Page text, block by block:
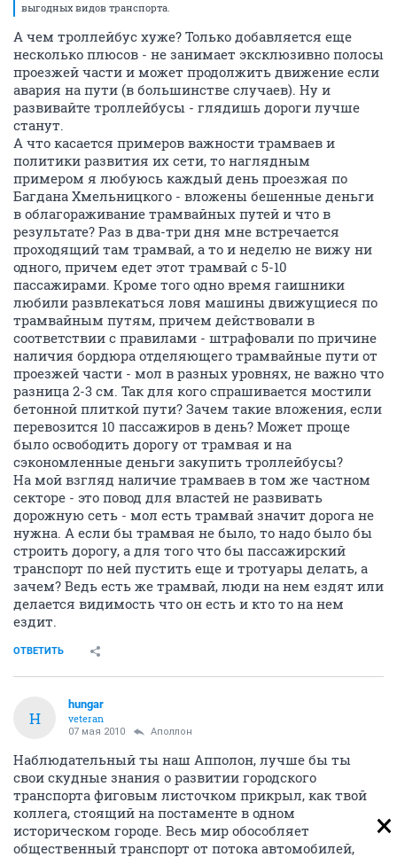
выгодных видов транспорта.
А чем троллейбус хуже? Только добавляется еще
несколько плюсов - не занимает эксклюзивно полосы
проезжей части и может продолжить движение если
авария на пути (в большинстве случаев). Ну и
развивайте троллейбусы - глядишь дороги лучше
станут.
А что касается примеров важности трамваев и
политики развития их сети, то наглядным
примером я любуюсь каждый день проезжая по
Багдана Хмельницкого - вложены бешенные деньги
в облагораживание трамвайных путей и что в
результате? Раз в два-три дня мне встречается
проходящий там трамвай, а то и неделю не вижу ни
одного, причем едет этот трамвай с 5-10
пассажирами. Кроме того одно время гаишники
любили развлекаться ловя машины движущиеся по
трамвайным путям, причем действовали в
соответствии с правилами - штрафовали по причине
наличия бордюра отделяющего трамвайные пути от
проезжей части - мол в разных уровнях, не важно что
разница 2-3 см. Так для кого спрашивается мостили
бетонной плиткой пути? Зачем такие вложения, если
перевозится 10 пассажиров в день? Может проще
было освободить дорогу от трамвая и на
сэкономленные деньги закупить троллейбусы?
На мой взгляд наличие трамваев в том же частном
секторе - это повод для властей не развивать
дорожную сеть - мол есть трамвай значит дорога не
нужна. А если бы трамвая не было, то надо было бы
строить дорогу, а для того что бы пассажирский
транспорт по ней пустить еще и тротуары делать, а
зачем? Ведь есть же трамвай, люди на нем ездят или
делается видимость что он есть и кто то на нем
ездит.
ОТВЕТИТЬ
H
hungar
veteran
07 мая 2010 Аполлон
Наблюдательный ты наш Апполон, лучше бы ты
свои скудные знания о развитии городского
транспорта фиговым листочком прикрыл, как твой
коллега, стоящий на постаменте в одном
историческом городе. Весь мир обособляет
общественный транспорт от потока автомобилей,